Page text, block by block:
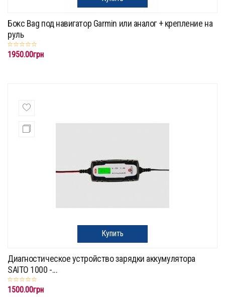
Бокс Bag под навигатор Garmin или аналог + крепление на
руль
1950.00грн
Купить
Диагностическое устройство зарядки аккумулятора
SAITO 1000 -...
1500.00грн